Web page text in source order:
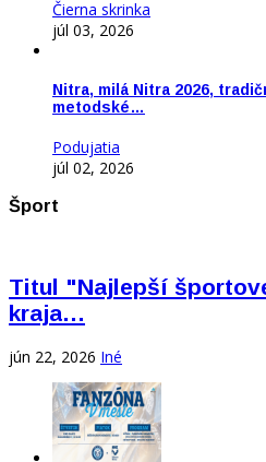
Čierna skrinka
júl 03, 2026
Nitra, milá Nitra 2026,
metodské…
Podujatia
júl 02, 2026
Šport
Titul "Najlepší
kraja…
jún 22, 2026 Iné